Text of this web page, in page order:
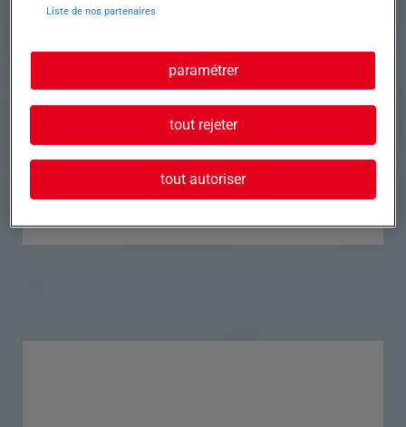
Postuler à cette offre
Liste de nos partenaires
paramétrer
tout rejeter
tout autoriser